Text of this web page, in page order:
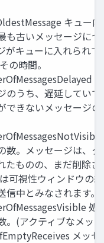
キュー内
古いメッセージにつ
キューに入れられて
の時間。
うち、遅延していて
きないメッセージの
。メッセージは、ク
ものの、まだ削除さ
可視性ウィンドウの終
中とみなされます。
処
(アクティブなメッセ
メッセ